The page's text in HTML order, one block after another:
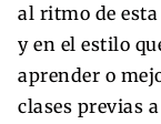
al ritmo de
y en el estilo
aprender o
clases previas